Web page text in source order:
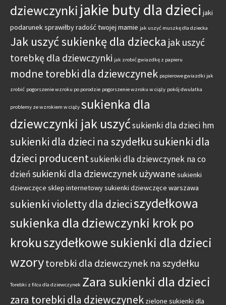
dziewczynki jakie buty dla dzieci jaki
podarunek sprawiłby radość twojej mamie jak uszyć muszkę dla dziecka
Jak uszyć sukienkę dla dziecka jak uszyć
torebkę dla dziewczynki jak zrobić gwiazdkę z papieru
modne torebki dla dziewczynek papierowe gwiazdki jak
zrobić pogorszenie wzroku po porodzie pogorszenie wzroku w ciąży pokój dwulatka
problemy ze wzrokiem w ciąży sukienka dla
dziewczynki jak uszyćsukienki dla dzieci hm
sukienki dla dzieci na szydełkusukienki dla
dzieci producentsukienki dla dziewczynek na co
dzieńsukienki dla dziewczynek używane sukienki
dziewczęce sklep internetowysukienki dziewczęce warszawa
sukienki violetty dla dzieciszydełkowa
sukienka dla dziewczynki krok po
krokuszydełkowe sukienki dla dzieci
wzorytorebki dla dziewczynek na szydełku
Torebki z filcu dla dziewczynek Zara sukienki dla dzieci
zara torebki dla dziewczynek zielone sukienki dla